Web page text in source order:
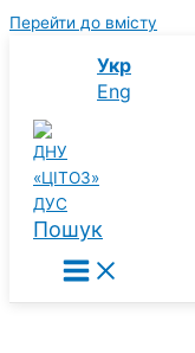
Перейти до вмісту
Укр
Eng
Пошук